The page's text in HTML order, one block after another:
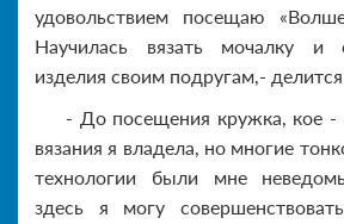
удовольствием посещаю
Научилась вязать мочалку и
изделия своим подругам,-
- До посещения кружка, кое -
вязания я владела, но многие
технологии были мне
здесь я могу